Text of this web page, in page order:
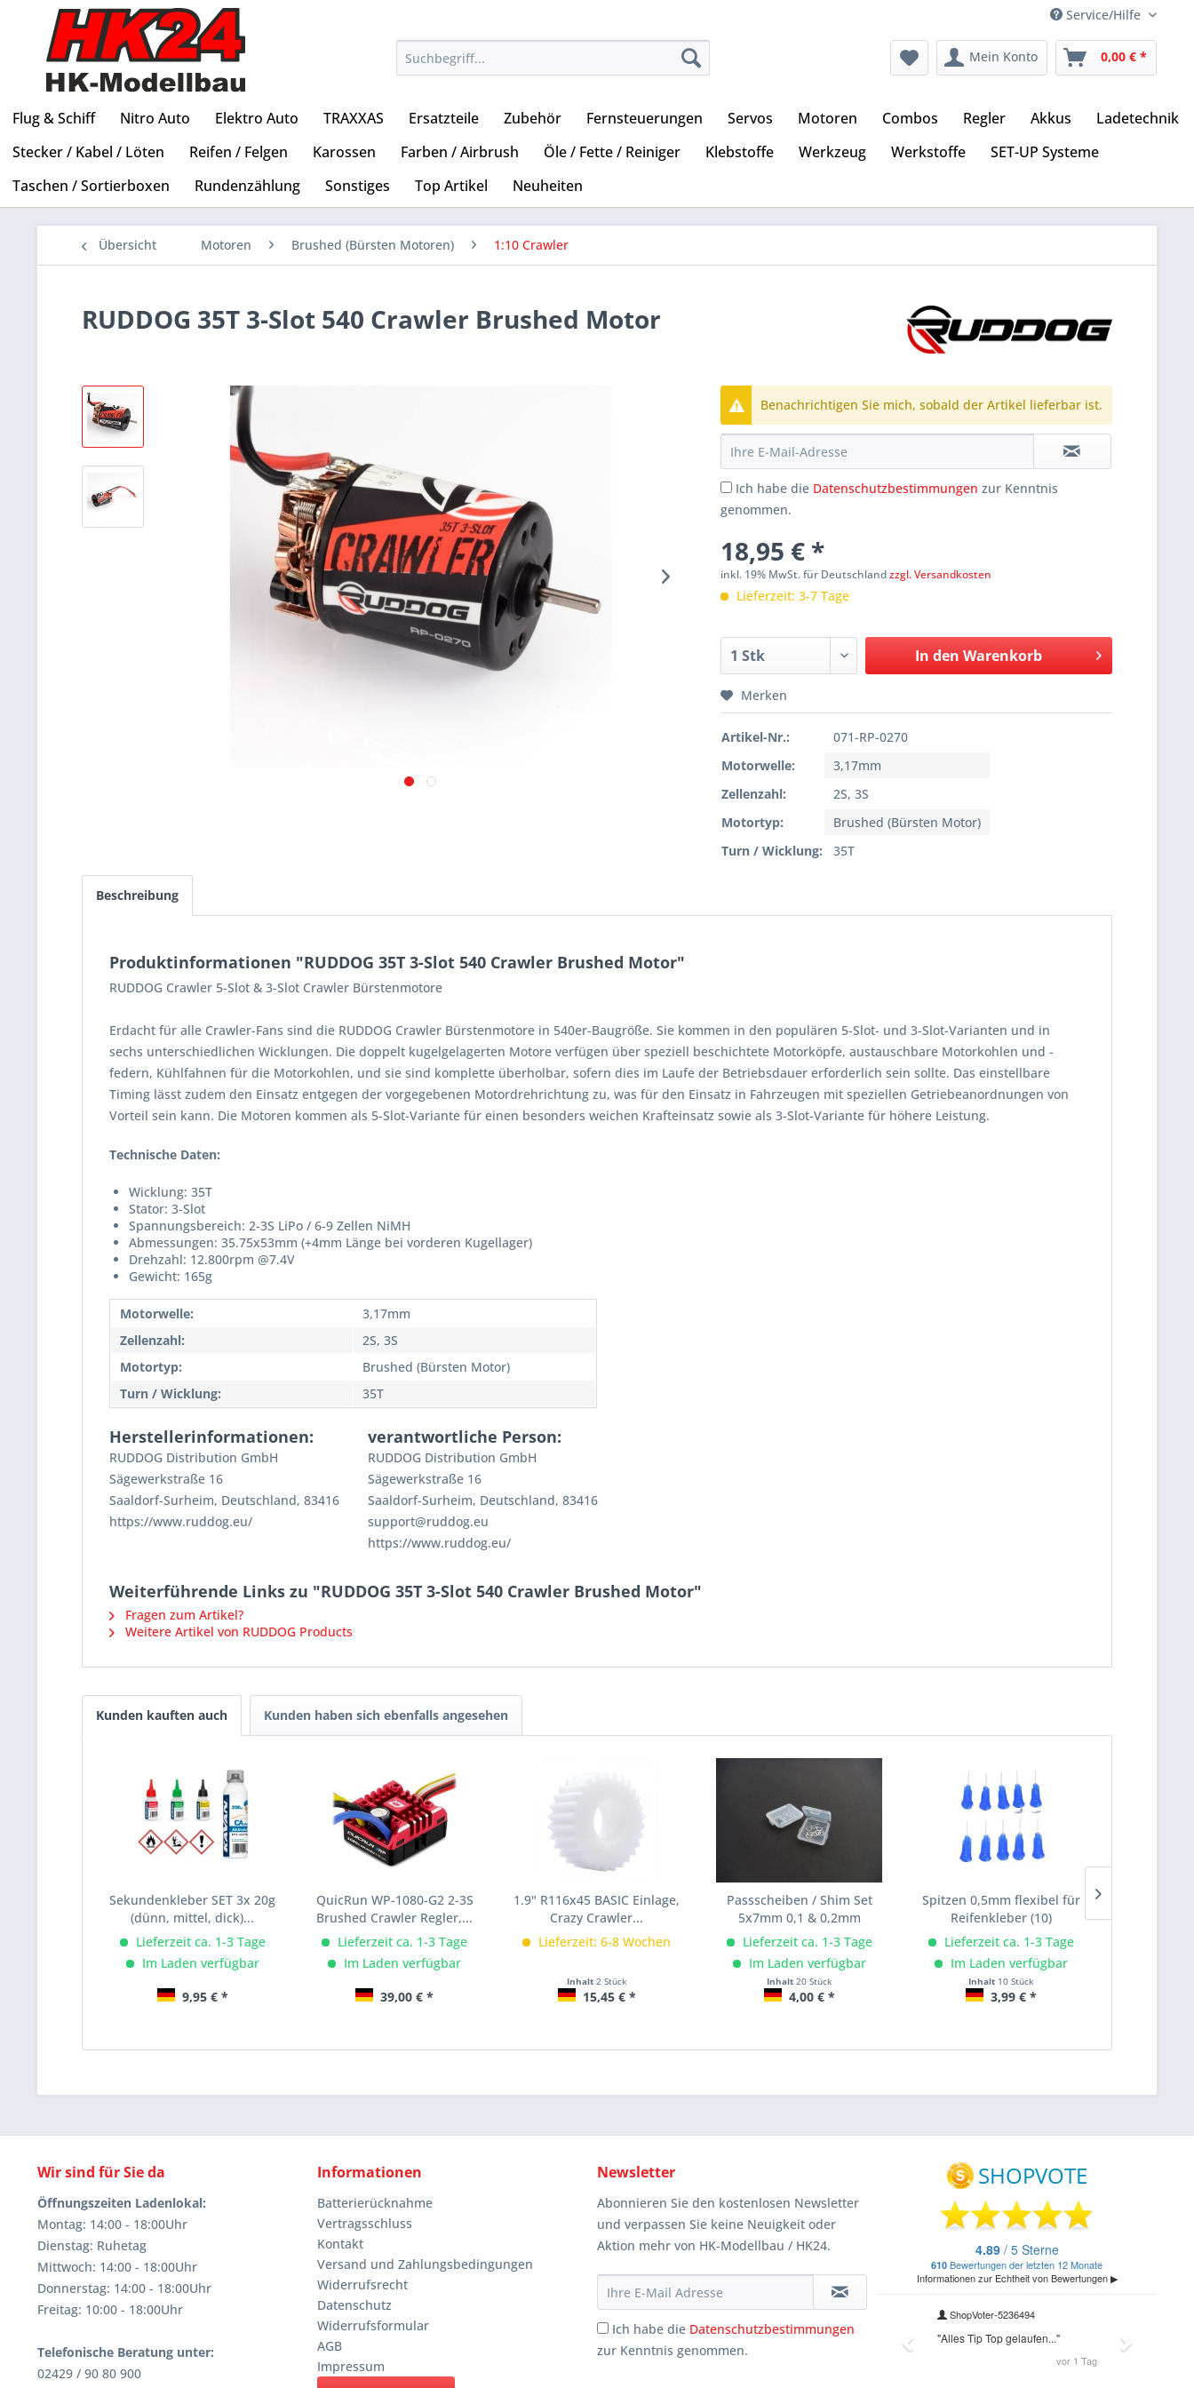
Service/Hilfe
Mein Konto 0,00 € *
Flug & Schiff Nitro Auto Elektro Auto TRAXXAS Ersatzteile Zubehör Fernsteuerungen Servos Motoren Combos Regler Akkus
Ladetechnik
Stecker / Kabel / Löten
Reifen / Felgen Karossen Farben / Airbrush Öle / Fette / Reiniger Klebstoffe Werkzeug Werkstoffe
SET-UP Systeme
Taschen / Sortierboxen
Rundenzählung Sonstiges Top Artikel Neuheiten
Übersicht Motoren Brushed (Bürsten Motoren) 1:10 Crawler
RUDDOG 35T 3-Slot 540 Crawler Brushed Motor
Benachrichtigen Sie mich, sobald der Artikel lieferbar ist.
Ich habe die Datenschutzbestimmungen zur Kenntnis
genommen.
18,95 € *
inkl. 19% MwSt. für Deutschlandzzgl. Versandkosten
Lieferzeit: 3-7 Tage
In den Warenkorb
Merken
Artikel-Nr.:
071-RP-0270
Motorwelle:
3,17mm
Zellenzahl:
2S, 3S
Motortyp:
Brushed (Bürsten Motor)
Turn / Wicklung:
35T
Beschreibung
Produktinformationen "RUDDOG 35T 3-Slot 540 Crawler Brushed Motor"
RUDDOG Crawler 5-Slot & 3-Slot Crawler Bürstenmotore
Erdacht für alle Crawler-Fans sind die RUDDOG Crawler Bürstenmotore in 540er-Baugröße. Sie kommen in den populären 5-Slot- und 3-Slot-Varianten und in
sechs unterschiedlichen Wicklungen. Die doppelt kugelgelagerten Motore verfügen über speziell beschichtete Motorköpfe, austauschbare Motorkohlen und -
federn, Kühlfahnen für die Motorkohlen, und sie sind komplette überholbar, sofern dies im Laufe der Betriebsdauer erforderlich sein sollte. Das einstellbare
Timing lässt zudem den Einsatz entgegen der vorgegebenen Motordrehrichtung zu, was für den Einsatz in Fahrzeugen mit speziellen Getriebeanordnungen von
Vorteil sein kann. Die Motoren kommen als 5-Slot-Variante für einen besonders weichen Krafteinsatz sowie als 3-Slot-Variante für höhere Leistung.
Technische Daten:
Wicklung: 35T
Stator: 3-Slot
Spannungsbereich: 2-3S LiPo / 6-9 Zellen NiMH
Abmessungen: 35.75x53mm (+4mm Länge bei vorderen Kugellager)
Drehzahl: 12.800rpm @7.4V
Gewicht: 165g
Motorwelle:
3,17mm
Zellenzahl:
2S, 3S
Motortyp:
Brushed (Bürsten Motor)
Turn / Wicklung:
35T
Herstellerinformationen:
RUDDOG Distribution GmbH
Sägewerkstraße 16
Saaldorf-Surheim, Deutschland, 83416
https://www.ruddog.eu/
verantwortliche Person:
RUDDOG Distribution GmbH
Sägewerkstraße 16
Saaldorf-Surheim, Deutschland, 83416
support@ruddog.eu
https://www.ruddog.eu/
Weiterführende Links zu "RUDDOG 35T 3-Slot 540 Crawler Brushed Motor"
Fragen zum Artikel?
Weitere Artikel von RUDDOG Products
Kunden kauften auch Kunden haben sich ebenfalls angesehen
Sekundenkleber SET 3x 20g
(dünn, mittel, dick)...
Lieferzeit ca. 1-3 Tage
Im Laden verfügbar
9,95 € *
QuicRun WP-1080-G2 2-3S
Brushed Crawler Regler,...
Lieferzeit ca. 1-3 Tage
Im Laden verfügbar
39,00 € *
1.9" R116x45 BASIC Einlage,
Crazy Crawler...
Lieferzeit: 6-8 Wochen
Inhalt 2 Stück
15,45 € *
Passscheiben / Shim Set
5x7mm 0,1 & 0,2mm
Lieferzeit ca. 1-3 Tage
Im Laden verfügbar
Inhalt 20 Stück
4,00 € *
Spitzen 0,5mm flexibel für
Reifenkleber (10)
Lieferzeit ca. 1-3 Tage
Im Laden verfügbar
Inhalt 10 Stück
3,99 € *
Wir sind für Sie da
Öffnungszeiten Ladenlokal:
Montag: 14:00 - 18:00Uhr
Dienstag: Ruhetag
Mittwoch: 14:00 - 18:00Uhr
Donnerstag: 14:00 - 18:00Uhr
Freitag: 10:00 - 18:00Uhr
Telefonische Beratung unter:
02429 / 90 80 900
Informationen
Batterierücknahme
Vertragsschluss
Kontakt
Versand und Zahlungsbedingungen
Widerrufsrecht
Datenschutz
Widerrufsformular
AGB
Impressum
Newsletter
Abonnieren Sie den kostenlosen Newsletter
und verpassen Sie keine Neuigkeit oder
Aktion mehr von HK-Modellbau / HK24.
Ich habe die Datenschutzbestimmungen
zur Kenntnis genommen.